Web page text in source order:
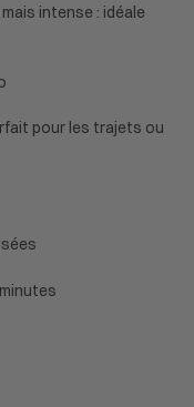
intense : idéale
pour les trajets ou